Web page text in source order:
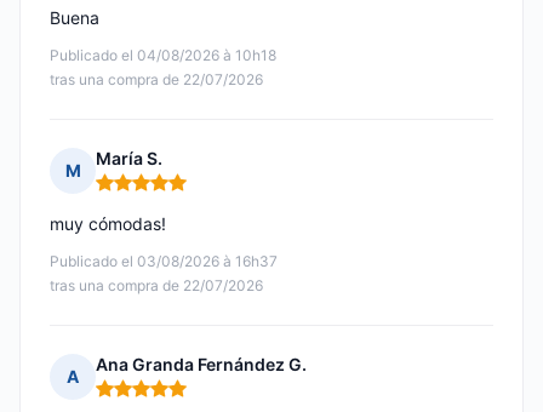
Publicado el 04/08/2026 à 10h18
tras una compra de 22/07/2026
Buena
M
María S.
Nota: 5 de 5
Publicado el 03/08/2026 à 16h37
tras una compra de 22/07/2026
muy cómodas!
A
Ana Granda Fernández G.
Nota: 5 de 5